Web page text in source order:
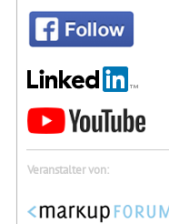
Veranstalter von: